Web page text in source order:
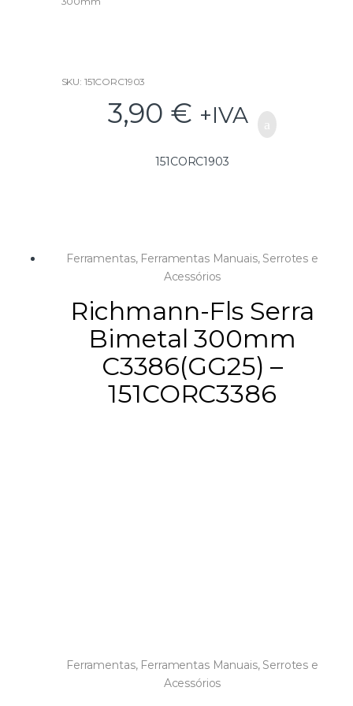
o
SKU: 151CORC1903
3,90 € +IVA
151CORC1903
Ferramentas, Ferramentas Manuais, Serrotes e
Acessórios
Richmann-Fls Serra
Bimetal 300mm
C3386(GG25) –
151CORC3386
Ferramentas, Ferramentas Manuais, Serrotes e
Acessórios